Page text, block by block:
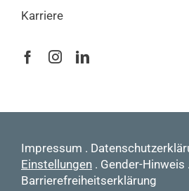
Karriere
Impressum .
Einstellungen . Gender-Hinweis .
Barrierefreiheitserklärung